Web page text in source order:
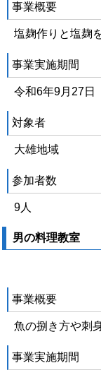
事業概要
塩麹作りと塩麹
事業実施期間
令和6年9月27日
対象者
大雄地域
参加者数
9人
男の料理教室
事業概要
魚の捌き方や刺
事業実施期間